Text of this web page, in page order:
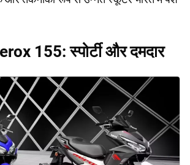
155: स्पोर्टी और दमदार